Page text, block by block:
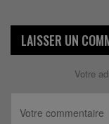
LAISSER UN
Votre